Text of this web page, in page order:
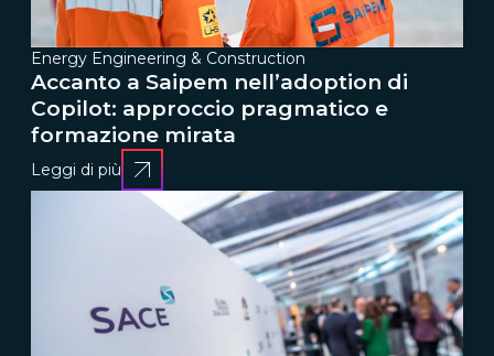
Energy Engineering & Construction
Accanto a Saipem nell’adoption di
Copilot: approccio pragmatico e
formazione mirata
Leggi di più